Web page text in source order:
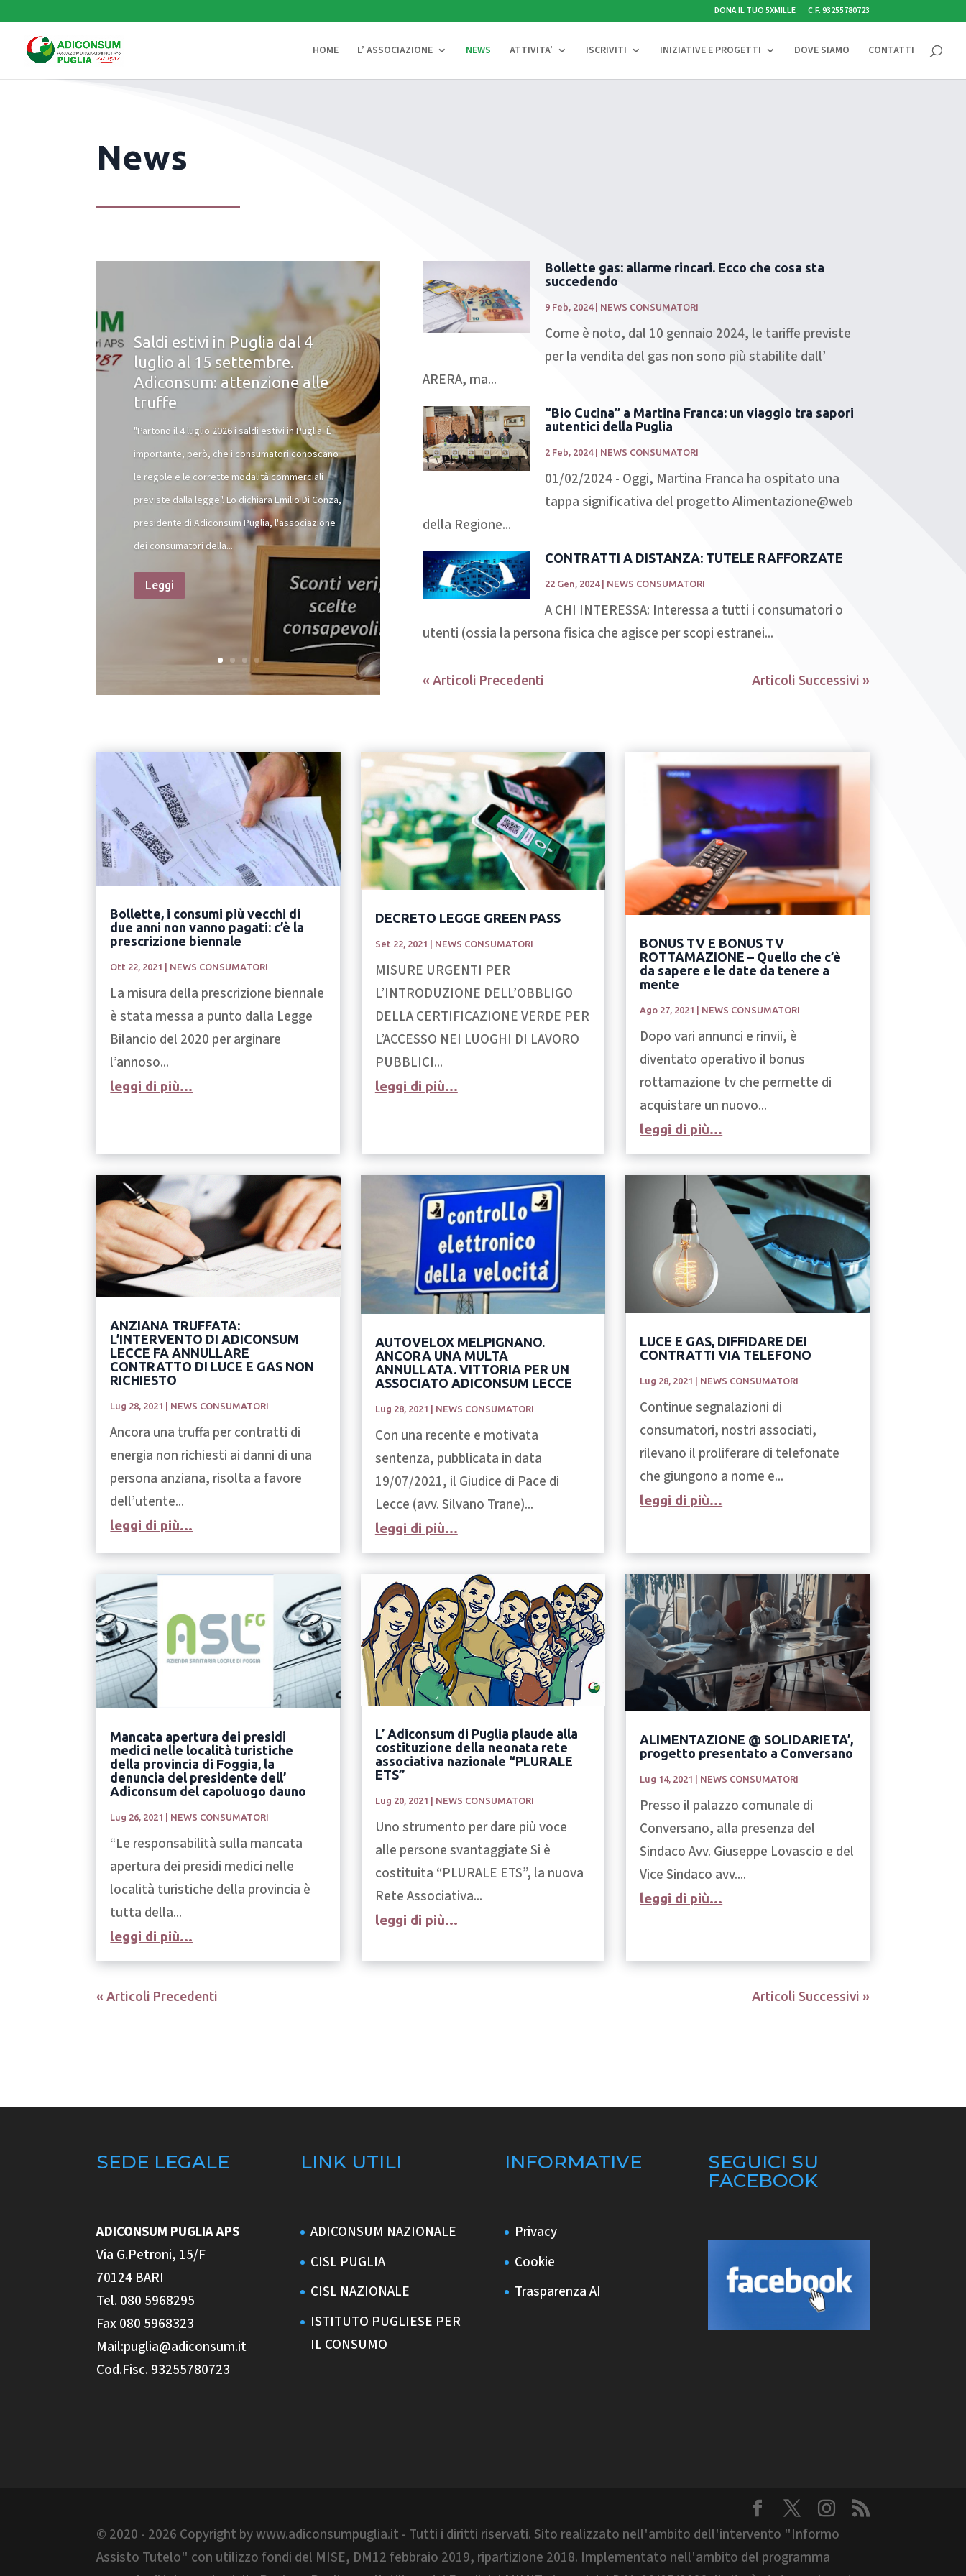
DONA IL TUO 5XMILLE C.F. 93255780723
HOME L’ ASSOCIAZIONE NEWS ATTIVITA’ ISCRIVITI INIZIATIVE E PROGETTI DOVE SIAMO CONTATTI
News
Saldi estivi in Puglia dal 4
luglio al 15 settembre.
Adiconsum: attenzione alle
truffe
"Partono il 4 luglio 2026 i saldi estivi in Puglia. È
importante, però, che i consumatori conoscano
le regole e le corrette modalità commerciali
previste dalla legge". Lo dichiara Emilio Di Conza,
presidente di Adiconsum Puglia, l'associazione
dei consumatori della...
Leggi
Bollette gas: allarme rincari. Ecco che cosa sta
succedendo
9 Feb, 2024| NEWS CONSUMATORI
Come è noto, dal 10 gennaio 2024, le tariffe previste
per la vendita del gas non sono più stabilite dall’
ARERA, ma...
“Bio Cucina” a Martina Franca: un viaggio tra sapori
autentici della Puglia
2 Feb, 2024| NEWS CONSUMATORI
01/02/2024 - Oggi, Martina Franca ha ospitato una
tappa significativa del progetto Alimentazione@web
della Regione...
CONTRATTI A DISTANZA: TUTELE RAFFORZATE
22 Gen, 2024| NEWS CONSUMATORI
A CHI INTERESSA: Interessa a tutti i consumatori o
utenti (ossia la persona fisica che agisce per scopi estranei...
« Articoli Precedenti Articoli Successivi »
Bollette, i consumi più vecchi di
due anni non vanno pagati: c’è la
prescrizione biennale
Ott 22, 2021 NEWS CONSUMATORI
La misura della prescrizione biennale
è stata messa a punto dalla Legge
Bilancio del 2020 per arginare
l’annoso...
leggi di più...
DECRETO LEGGE GREEN PASS
Set 22, 2021 | NEWS CONSUMATORI
MISURE URGENTI PER
L’INTRODUZIONE DELL’OBBLIGO
DELLA CERTIFICAZIONE VERDE PER
L’ACCESSO NEI LUOGHI DI LAVORO
PUBBLICI...
leggi di più...
BONUS TV E BONUS TV
ROTTAMAZIONE – Quello che c’è
da sapere e le date da tenere a
mente
Ago 27, 2021 NEWS CONSUMATORI
Dopo vari annunci e rinvii, è
diventato operativo il bonus
rottamazione tv che permette di
acquistare un nuovo...
leggi di più...
ANZIANA TRUFFATA:
L’INTERVENTO DI ADICONSUM
LECCE FA ANNULLARE
CONTRATTO DI LUCE E GAS NON
RICHIESTO
Lug 28, 2021 NEWS CONSUMATORI
Ancora una truffa per contratti di
energia non richiesti ai danni di una
persona anziana, risolta a favore
dell’utente...
leggi di più...
AUTOVELOX MELPIGNANO.
ANCORA UNA MULTA
ANNULLATA. VITTORIA PER UN
ASSOCIATO ADICONSUM LECCE
Lug 28, 2021 | NEWS CONSUMATORI
Con una recente e motivata
sentenza, pubblicata in data
19/07/2021, il Giudice di Pace di
Lecce (avv. Silvano Trane)...
leggi di più...
LUCE E GAS, DIFFIDARE DEI
CONTRATTI VIA TELEFONO
Lug 28, 2021 | NEWS CONSUMATORI
Continue segnalazioni di
consumatori, nostri associati,
rilevano il proliferare di telefonate
che giungono a nome e...
leggi di più...
Mancata apertura dei presidi
medici nelle località turistiche
della provincia di Foggia, la
denuncia del presidente dell’
Adiconsum del capoluogo dauno
Lug 26, 2021 NEWS CONSUMATORI
“Le responsabilità sulla mancata
apertura dei presidi medici nelle
località turistiche della provincia è
tutta della...
leggi di più...
L’ Adiconsum di Puglia plaude alla
costituzione della neonata rete
associativa nazionale “PLURALE
ETS”
Lug 20, 2021 NEWS CONSUMATORI
Uno strumento per dare più voce
alle persone svantaggiate Si è
costituita “PLURALE ETS”, la nuova
Rete Associativa...
leggi di più...
ALIMENTAZIONE @ SOLIDARIETA’,
progetto presentato a Conversano
Lug 14, 2021 NEWS CONSUMATORI
Presso il palazzo comunale di
Conversano, alla presenza del
Sindaco Avv. Giuseppe Lovascio e del
Vice Sindaco avv....
leggi di più...
« Articoli Precedenti Articoli Successivi »
SEDE LEGALE
ADICONSUM PUGLIAAPS
Via G.Petroni, 15/F
70124 BARI
Tel. 080 5968295
Fax 080 5968323
Mail:puglia@adiconsum.it
Cod.Fisc. 93255780723
LINK UTILI
ADICONSUM NAZIONALE
CISL PUGLIA
CISL NAZIONALE
ISTITUTO PUGLIESE PER
IL CONSUMO
INFORMATIVE
Privacy
Cookie
Trasparenza AI
SEGUICI SU
FACEBOOK
© 2020 - 2026 Copyright by www.adiconsumpuglia.it - Tutti i diritti riservati. Sito realizzato nell'ambito dell'intervento "Informo
Assisto Tutelo" con utilizzo fondi del MISE, DM12 febbraio 2019, ripartizione 2018. Implementato nell'ambito del programma